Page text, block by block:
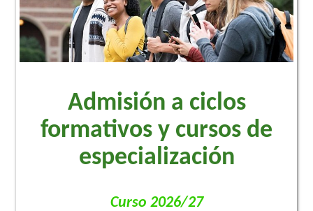
Admisión a ciclos
formativos y cursos de
especialización
Curso 2026/27